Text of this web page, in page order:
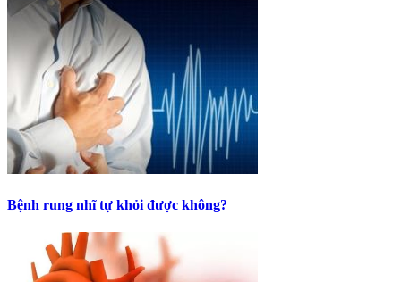
Bệnh rung nhĩ tự khỏi được không?